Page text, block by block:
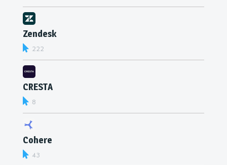
Zendesk
222
CRESTA
8
Cohere
43